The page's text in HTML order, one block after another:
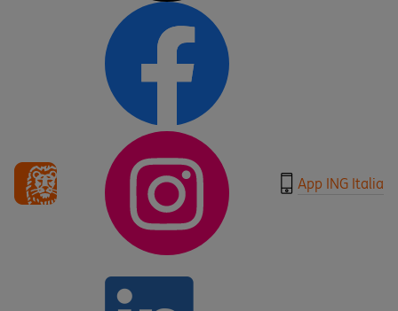
App ING Italia